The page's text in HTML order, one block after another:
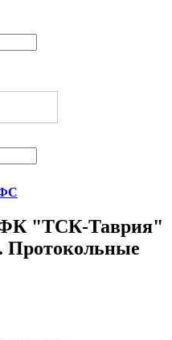
"ТСК-Таврия"
Протокольные